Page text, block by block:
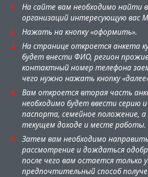
На сайте вам необходимо найти в
организаций интересующую вас
Нажать на кнопку «оформить».
На странице откроется анкета
будет внести ФИО, регион
контактный номер телефона
чего нужно нажать кнопку
Вам откроется вторая часть
необходимо будет ввести серию
паспорта, семейное положение,
текущем доходе и месте работы.
Затем вам необходимо направить
рассмотрение и дождаться
после чего вам остается только
предпочтительный способ